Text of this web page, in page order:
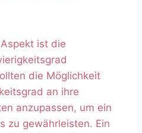
ist die
die Möglichkeit
an ihre
anzupassen, um ein
zu gewährleisten. Ein